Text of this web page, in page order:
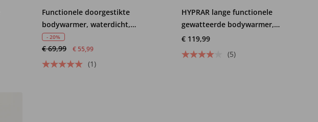
Functionele doorgestikte
bodywarmer, waterdicht,
reflector, opstaande kraag
- 20%
€ 69,99 € 55,99
(1)
HYPRAR lange functionele
gewatteerde bodywarmer,
opstaande kraag, gerecycled
€ 119,99
(5)